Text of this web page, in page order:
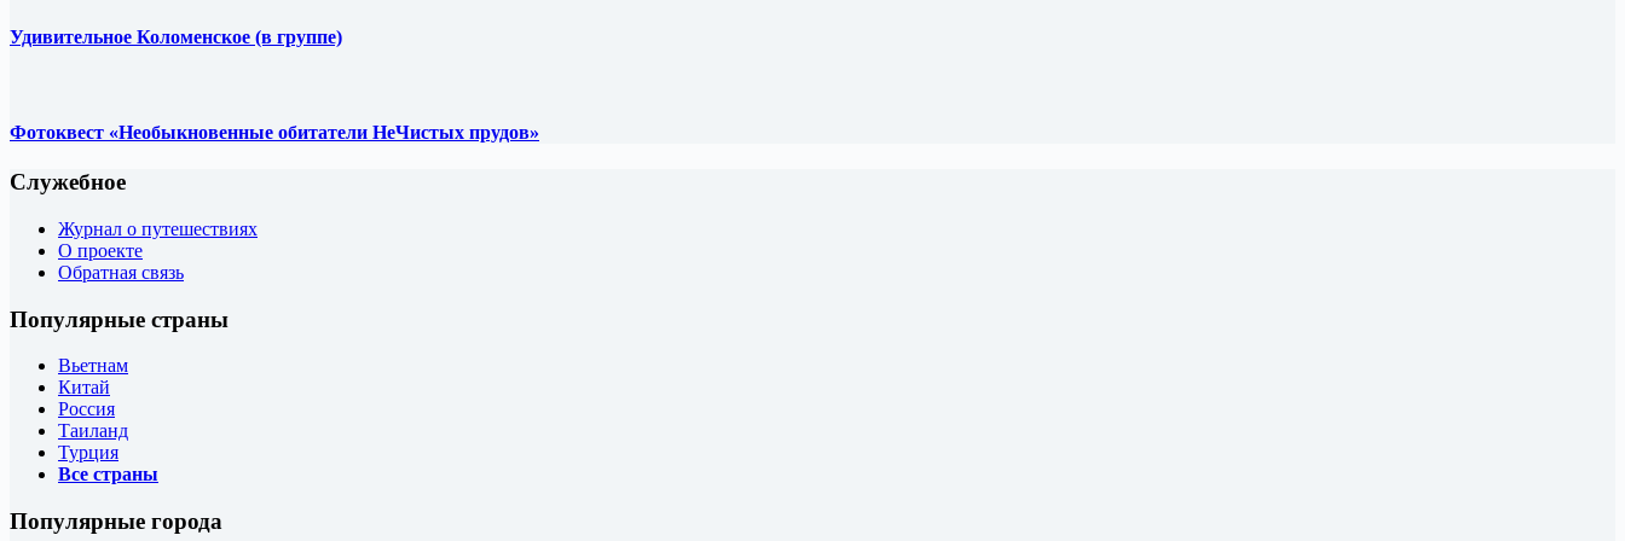
Удивительное Коломенское (в группе)
Фотоквест «Необыкновенные обитатели НеЧистых прудов»
Служебное
Журнал о путешествиях
О проекте
Обратная связь
Популярные страны
Вьетнам
Китай
Россия
Таиланд
Турция
Все страны
Популярные города